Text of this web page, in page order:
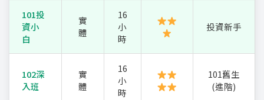
101投
資小
白
實
體
16
小
時
投資新手
102深
入班
實
體
16
小
時
101舊生
(進階)